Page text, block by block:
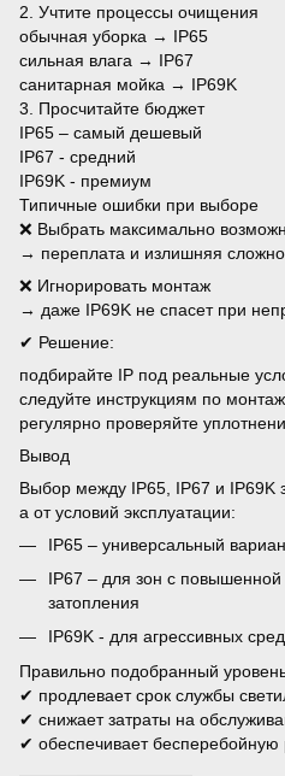
2. Учтите процессы очищения
обычная уборка → IP65
сильная влага → IP67
санитарная мойка → IP69K
3. Просчитайте бюджет
IP65 – самый дешевый
IP67 - средний
IP69K - премиум
Типичные ошибки при выборе
❌ Выбрать максимально
→ переплата и излишняя
❌ Игнорировать монтаж
→ даже IP69K не спасет при
✔ Решение:
подбирайте IP под реальные
следуйте инструкциям по
регулярно проверяйте
Вывод
Выбор между IP65, IP67 и IP69K
а от условий эксплуатации:
IP65 – универсальный
IP67 – для зон с
затопления
IP69K - для агрессивных
Правильно подобранный
✔ продлевает срок службы
✔ снижает затраты на
✔ обеспечивает бесперебойную